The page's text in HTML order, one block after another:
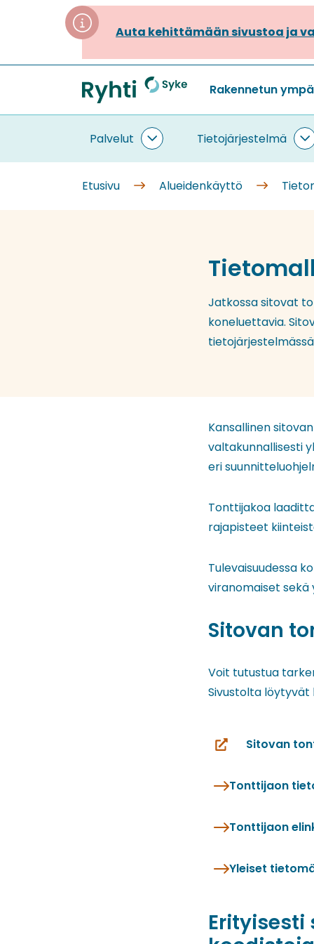
Siirry
sisältöönAuta kehittämään sivustoa ja
Etusivu
Rakennetun
Palvelut
Palvelut
alasivut
Tietojärjestelmä
Etusivu
Alueidenkäyttö
Jatkossa sitovat
koneluettavia.
Kansallinen
valtakunnallisesti
eri
Tonttijakoa
rajapisteet
Tulevaisuudessa
viranomaiset sekä
Sitovan
Voit tutustua
Sivustolta
Sitovan
(siirryt
palveluun)
Tonttijaon
Tonttijaon
Yleiset